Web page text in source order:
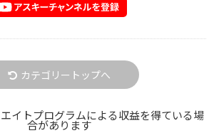
カテゴリートップへ
イトプログラムによる収益を得ている場
合があります